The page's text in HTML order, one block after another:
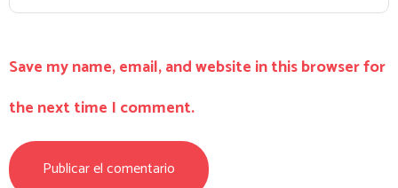
Save my name, email, and website in this browser for
the next time I comment.